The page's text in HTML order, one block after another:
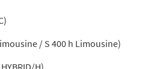
/ S 400 h Limousine)
H)